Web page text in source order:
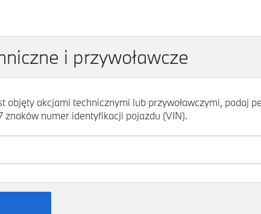
i przywoławcze
objęty akcjami technicznymi lub przywoławczymi, podaj
znaków numer identyfikacji pojazdu (VIN).